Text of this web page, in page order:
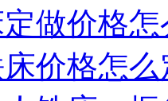
定做价格
床价格怎